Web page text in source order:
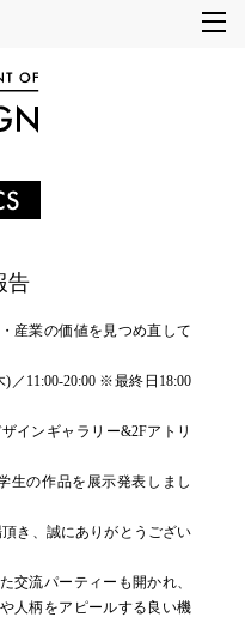
告
産業の価値を見つめ直して
／11:00-20:00 ※最終日18:00
インギャラリー&2Fアトリ
生の作品を展示発表しまし
き、誠にありがとうござい
交流パーティーも開かれ、
人柄をアピールする良い機